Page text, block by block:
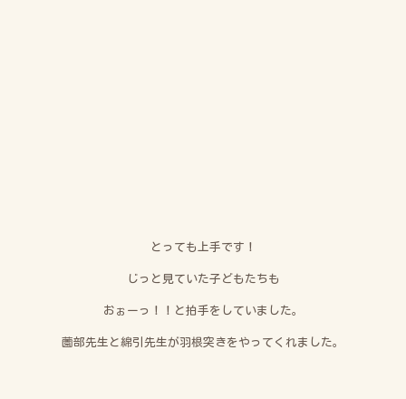
とっても上手です！
じっと見ていた子どもたちも
おぉーっ！！と拍手をしていました。
薗部先生と綿引先生が羽根突きをやってくれました。